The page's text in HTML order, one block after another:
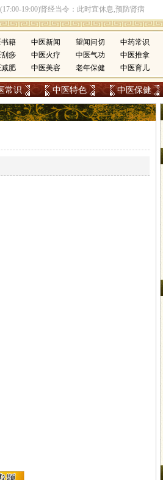
籍 中医新闻 望闻问切 中药常识
痧 中医火疗 中医气功 中医推拿
肥 中医美容 老年保健 中医育儿
常识 中医特色 中医保健